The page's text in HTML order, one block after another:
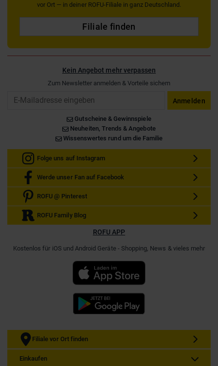
vor Ort — in deiner ROFU-Filiale in ganz Deutschland.
Filiale finden
Kein Angebot mehr verpassen
Zum Newsletter anmelden & Vorteile sichern
Anmelden
Gutscheine & Gewinnspiele
Neuheiten, Trends & Angebote
Wissenswertes rund um die Familie
Folge uns auf Instagram
Werde unser Fan auf Facebook
ROFU @ Pinterest
ROFU Family Blog
ROFU APP
Kostenlos für iOS und Android Geräte - Shopping, News & vieles mehr
Filiale vor Ort finden
Einkaufen